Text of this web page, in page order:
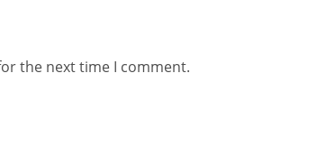
the next time I comment.